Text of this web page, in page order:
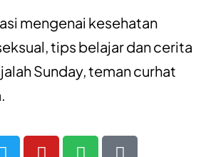
mengenai kesehatan
,tips belajardancerita
Sunday, teman curhat